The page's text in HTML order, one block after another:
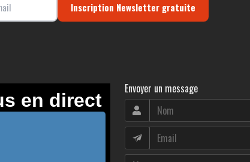
Inscription Newsletter gratuite
Envoyer un message